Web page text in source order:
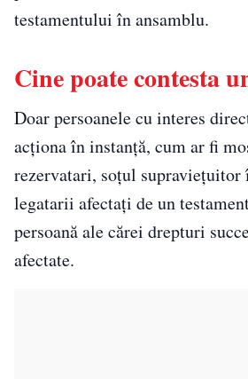
testamentului în ansamblu.
Cine poate contesta
Doar persoanele cu interes
acționa în instanță, cum ar fi
rezervatari, soțul
legatarii afectați de un
persoană ale cărei drepturi
afectate.